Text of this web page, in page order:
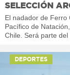
SELECCIÓN
El nadador de Ferro
Pacífico de
Chile. Será parte
DEPORTES